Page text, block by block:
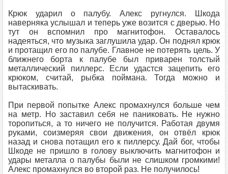
Крюк ударил о палубу. Алекс ругнулся. Шкода
наверняка услышал и теперь уже возится с дверью. Но
тут он вспомнил про магнитофон. Оставалось
надеяться, что музыка заглушила удар. Он поднял крюк
и протащил его по палубе. Главное не потерять цель. У
ближнего борта к палубе был приварен толстый
металлический пиллерс. Если удастся зацепить его
крюком, считай, рыбка поймана. Тогда можно и
вытаскивать.
При первой попытке Алекс промахнулся больше чем
на метр. Но заставил себя не паниковать. Не нужно
торопиться, а то ничего не получится. Работая двумя
руками, соизмеряя свои движения, он отвёл крюк
назад и снова потащил его к пиллерсу. Дай бог, чтобы
Шкоде не пришло в голову выключить магнитофон и
удары металла о палубы были не слишком громкими!
Алекс промахнулся во второй раз. Не получилось!